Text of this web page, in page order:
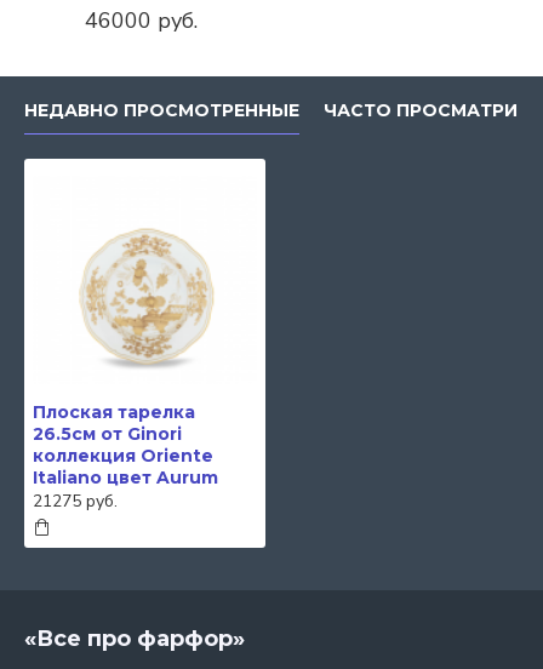
46000 руб.
НЕДАВНО ПРОСМОТРЕННЫЕ ЧАСТО
Плоская тарелка
26.5см от Ginori
коллекция Oriente
Italiano цвет Aurum
21275 руб.
«Все про фарфор»